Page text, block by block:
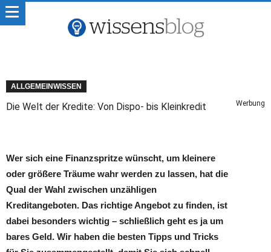
ALLGEMEINWISSEN
Die Welt der Kredite: Von Dispo- bis Kleinkredit Werbung
Wer sich eine Finanzspritze wünscht, um kleinere
oder größere Träume wahr werden zu lassen, hat die
Qual der Wahl zwischen unzähligen
Kreditangeboten. Das richtige Angebot zu finden, ist
dabei besonders wichtig – schließlich geht es ja um
bares Geld. Wir haben die besten Tipps und Tricks